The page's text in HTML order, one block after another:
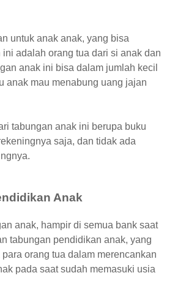
untuk anak anak, yang bisa
adalah orang tua dari si anak dan
anak ini bisa dalam jumlah kecil
anak mau menabung uang jajan
tabungan anak ini berupa buku
saja, dan tidak ada
Anak
anak, hampir di semua bank saat
tabungan pendidikan anak, yang
orang tua dalam merencankan
pada saat sudah memasuki usia